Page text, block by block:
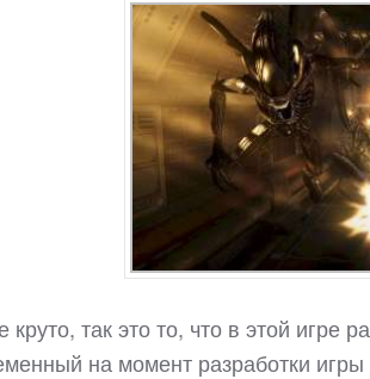
круто, так это то, что в этой игре
на момент разработки